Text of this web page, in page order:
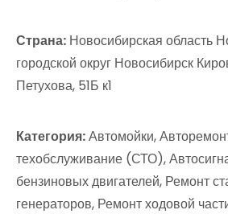
Страна: Новосибирская область
городской округ Новосибирск
Петухова, 51Б к1
Категория:Автомойки,
техобслуживание (СТО),
бензиновых двигателей, Ремонт
генераторов, Ремонт ходовой